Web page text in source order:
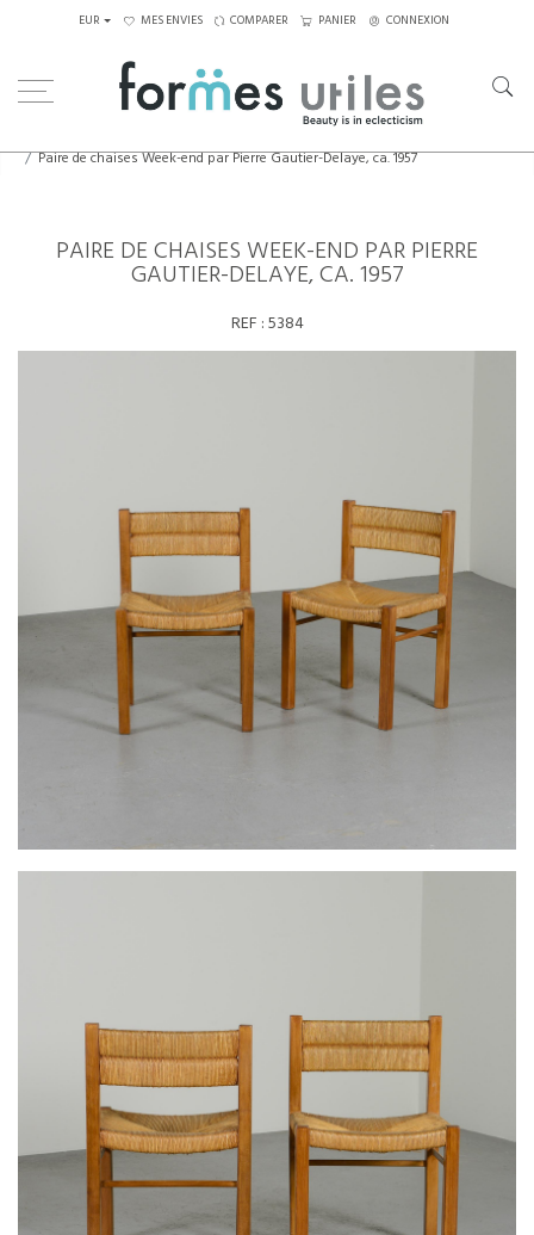
EUR MES ENVIES COMPARER PANIER CONNEXION
Paire de chaises Week-end par Pierre Gautier-Delaye, ca. 1957
PAIRE DE CHAISES WEEK-END PAR PIERRE
GAUTIER-DELAYE, CA. 1957
REF :5384